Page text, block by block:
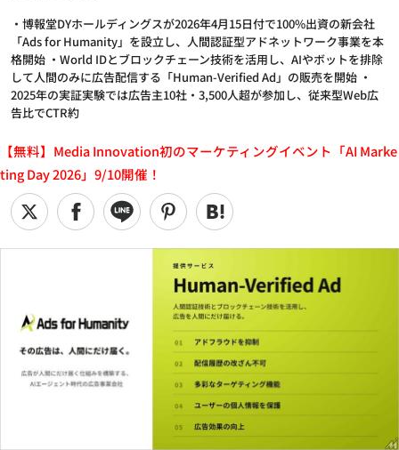
・博報堂DYホールディングスが2026年4月15日付で100%出資の新会社
「Ads for Humanity」を設立し、人間認証型アドネットワーク事業を本
格開始 ・World IDとブロックチェーン技術を活用し、AIやボットを排除
して人間のみに広告配信する「Human-Verified Ad」の販売を開始 ・
2025年の実証実験では広告主10社・3,500人超が参加し、従来型Web広
告比でCTR約
【無料】Media Innovation初のマーケティングイベント「AI Marke
ting Day 2026」9/10開催！